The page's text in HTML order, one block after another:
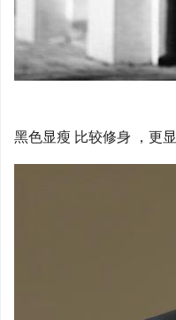
黑色显瘦 比较修身 ，更显